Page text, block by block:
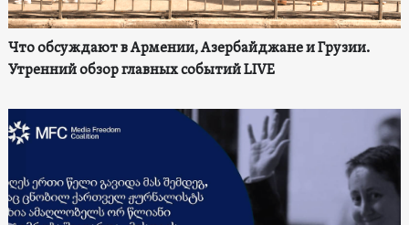
Что обсуждают в Армении, Азербайджане и Грузии.
Утренний обзор главных событий LIVE